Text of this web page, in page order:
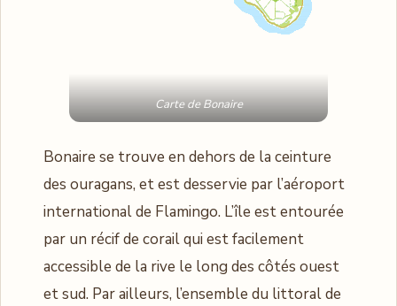
Carte de Bonaire
Bonaire se trouve en dehors de la ceinture
des ouragans, et est desservie par l’aéroport
international de Flamingo. L’île est entourée
par un récif de corail qui est facilement
accessible de la rive le long des côtés ouest
et sud. Par ailleurs, l’ensemble du littoral de